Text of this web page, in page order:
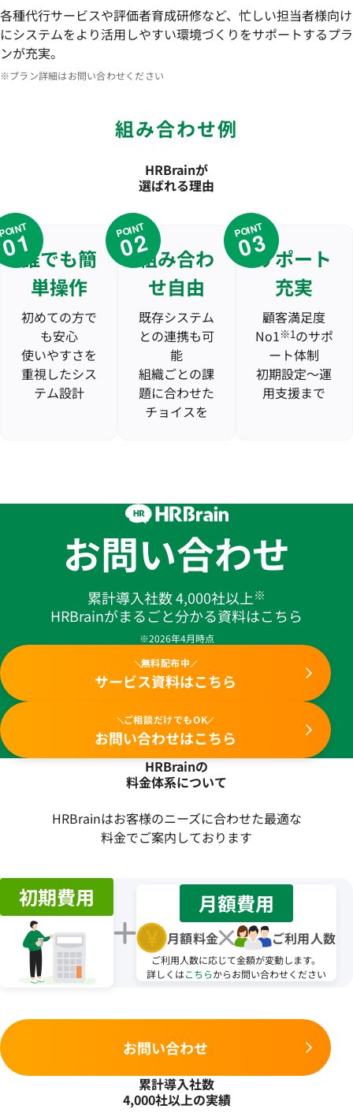
各種代行サービスや評価者育成研修など、忙しい担当者様向け
にシステムをより活用しやすい環境づくりをサポートするプラ
ンが充実。
※プラン詳細はお問い合わせください
組み合わせ例
HRBrainが
選ばれる理由
誰でも簡
単操作
初めての方で
も安心
使いやすさを
重視したシス
テム設計
POINT
02組み合わ
せ自由
既存システム
との連携も可
能
組織ごとの課
題に合わせた
チョイスを
POINT
03サポート
充実
顧客満足度
No1※1のサポ
ート体制
初期設定〜運
用支援まで
お問い合わせ
累計導入社数 4,000社以上※
HRBrainがまるごと分かる資料はこちら
※2026年4月時点
無料配布中
サービス資料はこちら
ご相談だけでもOK
お問い合わせはこちら
HRBrainの
料金体系について
HRBrainはお客様のニーズに合わせた最適な
料金でご案内しております
初期費用 月額費用
月額料金 ご利用人数
ご利用人数に応じて金額が変動します。
詳しくはこちらからお問い合わせください
お問い合わせ
累計導入社数
4,000社以上の実績